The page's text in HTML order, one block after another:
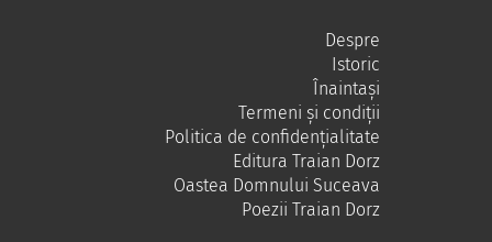
Despre
Istoric
Înaintași
Termeni și condiții
Politica de confidențialitate
Editura Traian Dorz
Oastea Domnului Suceava
Poezii Traian Dorz